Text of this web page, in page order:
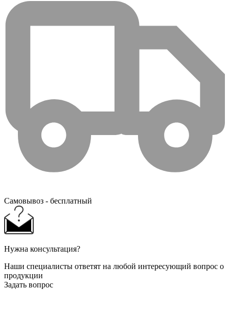
Самовывоз - бесплатный
Нужна консультация?
Наши специалисты ответят на любой интересующий вопрос о
продукции
Задать вопрос